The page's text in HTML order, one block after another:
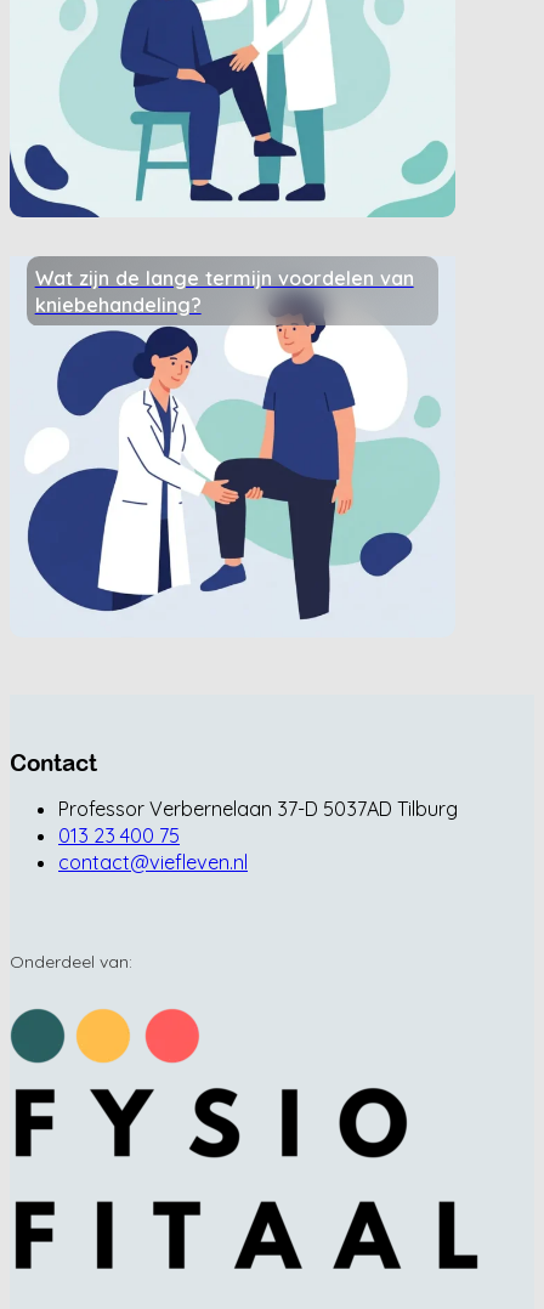
Wat zijn de lange termijn voordelen van
kniebehandeling?
Contact
Professor Verbernelaan 37-D 5037AD Tilburg
013 23 400 75
contact@viefleven.nl
Onderdeel van: